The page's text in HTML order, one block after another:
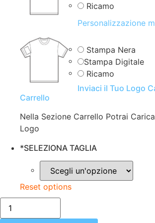
Ricamo
Personalizzazione
Stampa Nera
Stampa Digitale
Ricamo
Inviaci il Tuo Logo
Carrello
Nella Sezione Carrello Potrai
Logo
*SELEZIONA TAGLIA
Reset options
T-
SHIRT
UOMO